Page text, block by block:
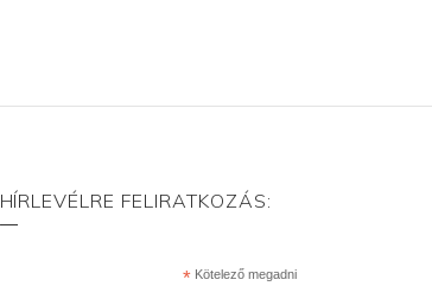
HÍRLEVÉLRE FELIRATKOZÁS:
*Kötelező megadni